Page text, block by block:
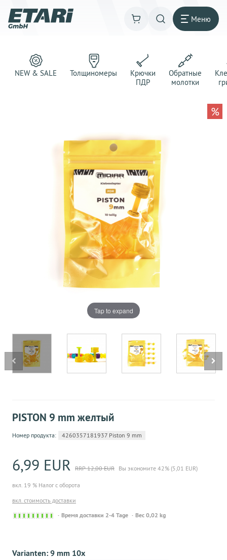
Меню
NEW & SALE Толщиномеры
Крючки
ПДР
Обратные
молотки
Tap to expand
%
PISTON 9 mm желтый
Номер продукта: 4260357181937 Piston 9 mm
6,99 EUR RRP 12,00 EUR Вы экономите 42% (5,01 EUR)
вкл. 19 % Налог с оборота
вкл. стоимость доставки
Sofort
Время доставки 2-4 Tage Вес 0,02 kg
Varianten:9 mm 10x